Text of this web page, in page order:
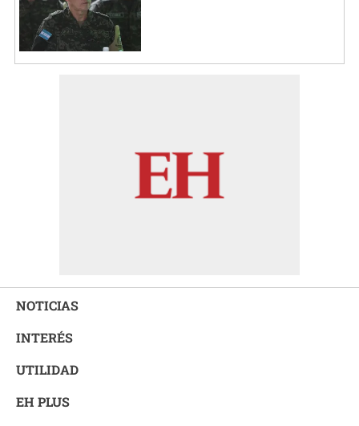
NOTICIAS
INTERÉS
UTILIDAD
EH PLUS